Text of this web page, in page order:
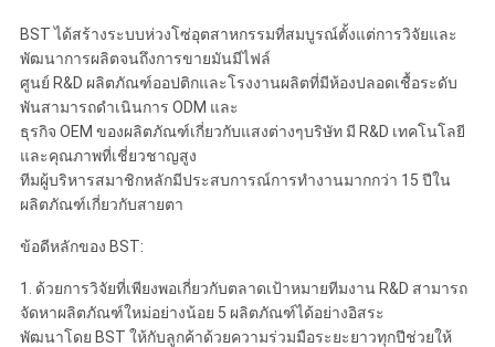
BST ได้สร้างระบบห่วงโซ่อุตสาหกรรมที่สมบูรณ์ตั้งแต่การวิจัยและ
พัฒนาการผลิตจนถึงการขายมันมีไฟล์
ศูนย์ R&D ผลิตภัณฑ์ออปติกและโรงงานผลิตที่มีห้องปลอดเชื้อระดับ
พันสามารถดำเนินการ ODM และ
ธุรกิจ OEM ของผลิตภัณฑ์เกี่ยวกับแสงต่างๆบริษัท มี R&D เทคโนโลยี
และคุณภาพที่เชี่ยวชาญสูง
ทีมผู้บริหารสมาชิกหลักมีประสบการณ์การทำงานมากกว่า 15 ปีใน
ผลิตภัณฑ์เกี่ยวกับสายตา
ข้อดีหลักของ BST:
1. ด้วยการวิจัยที่เพียงพอเกี่ยวกับตลาดเป้าหมายทีมงาน R&D สามารถ
จัดหาผลิตภัณฑ์ใหม่อย่างน้อย 5 ผลิตภัณฑ์ได้อย่างอิสระ
พัฒนาโดย BST ให้กับลูกค้าด้วยความร่วมมือระยะยาวทุกปีช่วยให้